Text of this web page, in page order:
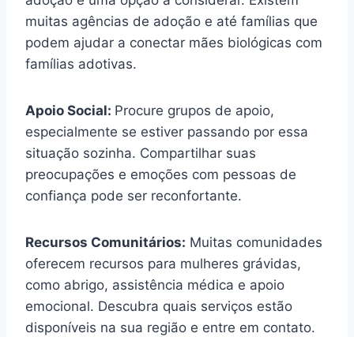
muitas agências de adoção e até famílias que
podem ajudar a conectar mães biológicas com
famílias adotivas.
Apoio Social: Procure grupos de apoio,
especialmente se estiver passando por essa
situação sozinha. Compartilhar suas
preocupações e emoções com pessoas de
confiança pode ser reconfortante.
Recursos Comunitários: Muitas comunidades
oferecem recursos para mulheres grávidas,
como abrigo, assistência médica e apoio
emocional. Descubra quais serviços estão
disponíveis na sua região e entre em contato.